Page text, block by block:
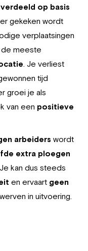
op basis
gekeken wordt
verplaatsingen
de meeste
. Je verliest
tijd
groei je als
van een positieve
arbeiders wordt
extra ploegen
kan dus steeds
en ervaart geen
in uitvoering.